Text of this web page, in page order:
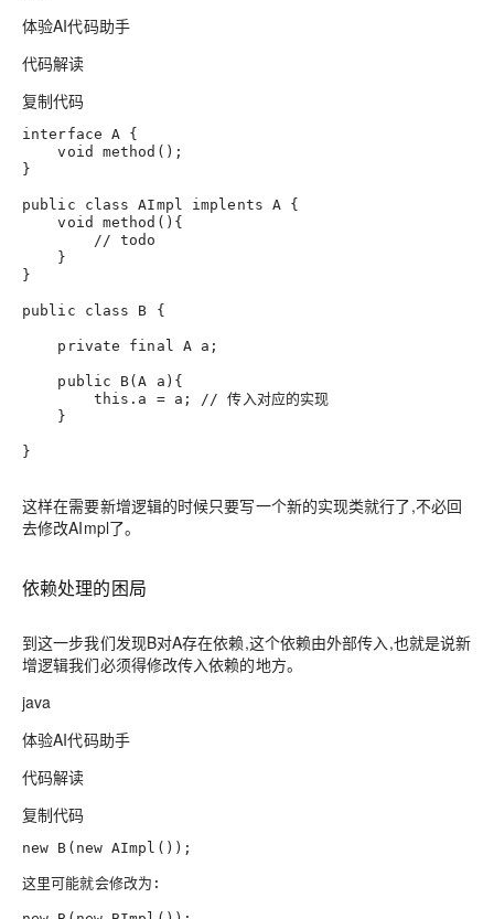
体验AI代码助手
代码解读
复制代码
interface A
void
method () ;
}
public class AImpl
void
method () {
// todo
}
}
public class B {
private final A a;
public B(A a) {
this .a = a; // 传入对应的实现
}
}
这样在需要新增逻辑的时候只要写一个新的实现类就行了,不必回
去修改AImpl了。
依赖处理的困局
到这一步我们发现B对A存在依赖,这个依赖由外部传入,也就是说新
增逻辑我们必须得修改传入依赖的地方。
java
体验AI代码助手
代码解读
复制代码
new B ( new AImpl ());
这里可能就会修改为: